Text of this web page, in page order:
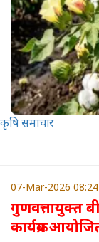
कृषि समाचार
07-Mar-2026
गुणवत्तायुक्त
कार्यक्रम